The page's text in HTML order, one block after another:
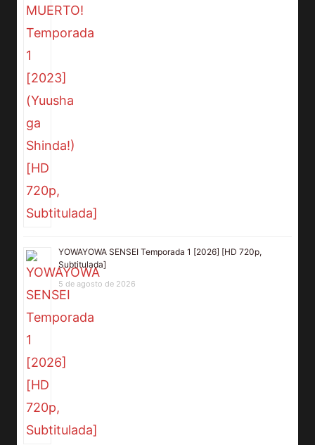
YOWAYOWA SENSEI Temporada 1 [2026] [HD 720p,
Subtitulada]
5 de agosto de 2026